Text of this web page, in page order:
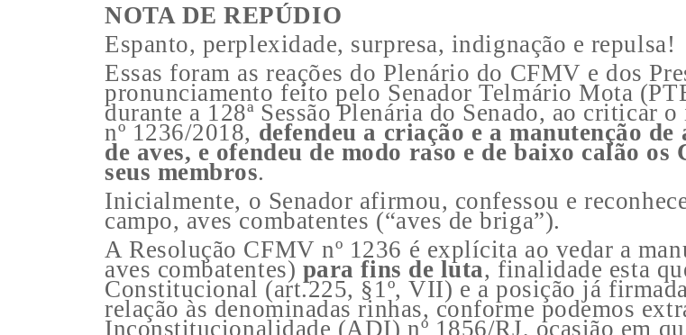
NOTA DE REPÚDIO
Espanto, perplexidade, surpresa, indignação e repulsa!
Essas foram as reações do Plenário do CFMV e dos
pronunciamento feito pelo Senador Telmário Mota
durante a 128ª Sessão Plenária do Senado, ao
nº 1236/2018, defendeu a criação e a manutenção
de aves, e ofendeu de modo raso e de baixo calão
seus membros.
Inicialmente, o Senador afirmou, confessou e
campo, aves combatentes (“aves de briga”).
A Resolução CFMV nº 1236 é explícita ao vedar a
aves combatentes) para fins de luta, finalidade esta
Constitucional (art.225, §1º, VII) e a posição já
relação às denominadas rinhas, conforme podemos
Inconstitucionalidade (ADI) nº 1856/RJ, ocasião em